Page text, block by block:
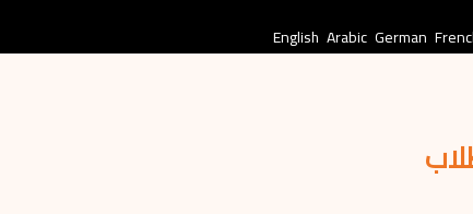
English Arabic German